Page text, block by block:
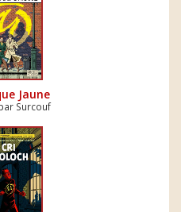
Jaune
Surcouf